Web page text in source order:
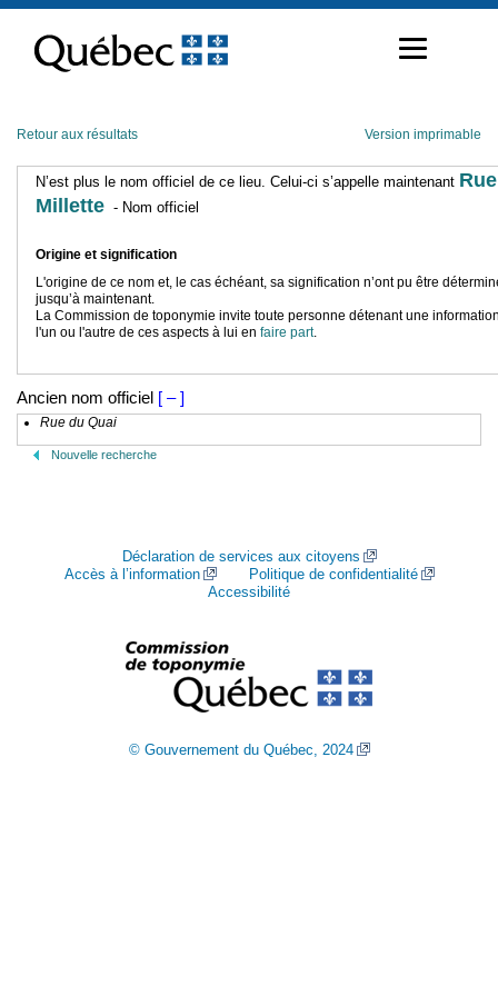
contenu
Retour aux résultats Version imprimable
N’est plus le nom officiel de ce lieu. Celui-ci s’appelle maintenant Rue
Millette - Nom officiel
Origine et signification
L'origine de ce nom et, le cas échéant, sa signification n’ont pu être
jusqu’à maintenant.
La Commission de toponymie invite toute personne détenant une
l'un ou l'autre de ces aspects à lui en faire part.
Ancien nom officiel [ – ]
Rue du Quai
Nouvelle recherche
Déclaration de services aux citoyens
Accès à l’information
Politique de confidentialité
Accessibilité
© Gouvernement du Québec, 2024